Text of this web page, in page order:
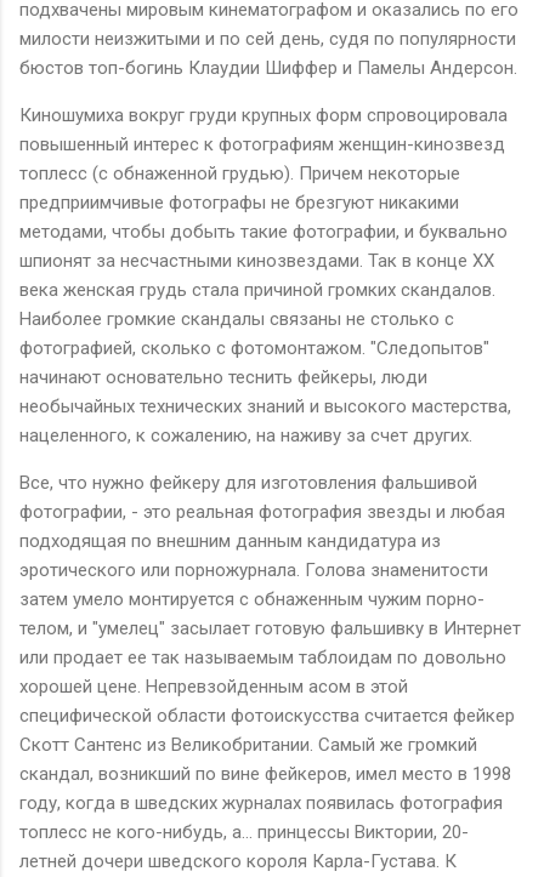
подхвачены мировым кинематографом и оказались по его
милости неизжитыми и по сей день, судя по популярности
бюстов топ-богинь Клаудии Шиффер и Памелы Андерсон.
Киношумиха вокруг груди крупных форм спровоцировала
повышенный интерес к фотографиям женщин-кинозвезд
топлесс (с обнаженной грудью). Причем некоторые
предприимчивые фотографы не брезгуют никакими
методами, чтобы добыть такие фотографии, и буквально
шпионят за несчастными кинозвездами. Так в конце XX
века женская грудь стала причиной громких скандалов.
Наиболее громкие скандалы связаны не столько с
фотографией, сколько с фотомонтажом. "Следопытов"
начинают основательно теснить фейкеры, люди
необычайных технических знаний и высокого мастерства,
нацеленного, к сожалению, на наживу за счет других.
Все, что нужно фейкеру для изготовления фальшивой
фотографии, - это реальная фотография звезды и любая
подходящая по внешним данным кандидатура из
эротического или порножурнала. Голова знаменитости
затем умело монтируется с обнаженным чужим порно-
телом, и "умелец" засылает готовую фальшивку в Интернет
или продает ее так называемым таблоидам по довольно
хорошей цене. Непревзойденным асом в этой
специфической области фотоискусства считается фейкер
Скотт Сантенс из Великобритании. Самый же громкий
скандал, возникший по вине фейкеров, имел место в 1998
году, когда в шведских журналах появилась фотография
топлесс не кого-нибудь, а... принцессы Виктории, 20-
летней дочери шведского короля Карла-Густава. К